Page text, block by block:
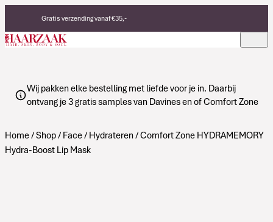
Gratis verzending vanaf €35,-
Eerlijke, duurzame producten
Made in Italy
Wij pakken elke bestelling met liefde voor je in. Daarbij
ontvang je 3 gratis samples van Davines en of Comfort Zone
Home/Shop/ Face/ Hydrateren/ Comfort Zone HYDRAMEMORY
Hydra-Boost Lip Mask